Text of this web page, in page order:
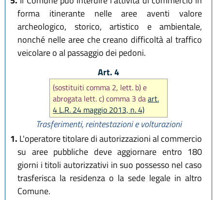
forma itinerante nelle aree aventi valore
archeologico, storico, artistico e ambientale,
nonché nelle aree che creano difficoltà al traffico
veicolare o al passaggio dei pedoni.
Art. 4
(sostituiti comma 2, lett. b) e
abrogata lett. c) comma 3 daart.
4 L.R. 24 maggio 2013, n. 4)
Trasferimenti, reintestazioni e volturazioni
1. L'operatore titolare di autorizzazioni al commercio
su aree pubbliche deve aggiornare entro 180
giorni i titoli autorizzativi in suo possesso nel caso
trasferisca la residenza o la sede legale in altro
Comune.